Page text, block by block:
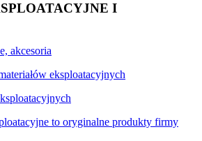
I
akcesoria
eksploatacyjnych
to oryginalne produkty firmy